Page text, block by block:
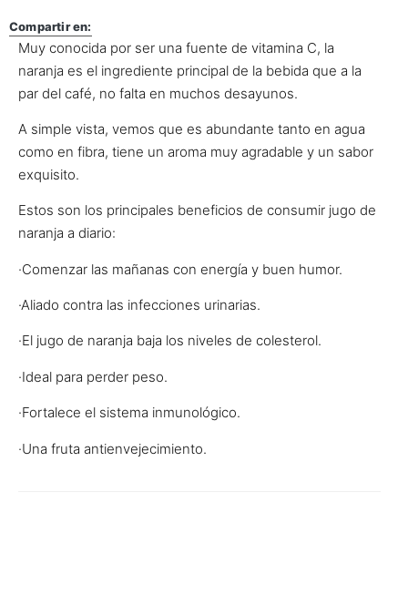
Compartir en:
Muy conocida por ser una fuente de vitamina C, la
naranja es el ingrediente principal de la bebida que a la
par del café, no falta en muchos desayunos.
A simple vista, vemos que es abundante tanto en agua
como en fibra, tiene un aroma muy agradable y un sabor
exquisito.
Estos son los principales beneficios de consumir jugo de
naranja a diario:
·Comenzar las mañanas con energía y buen humor.
·Aliado contra las infecciones urinarias.
·El jugo de naranja baja los niveles de colesterol.
·Ideal para perder peso.
·Fortalece el sistema inmunológico.
·Una fruta antienvejecimiento.